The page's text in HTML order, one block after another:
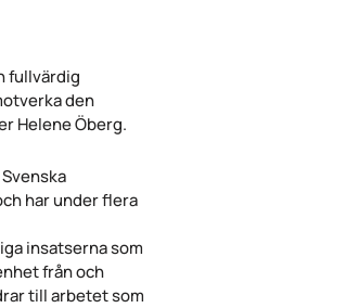
fullvärdig
den
Helene Öberg.
har under flera
insatserna som
från och
till arbetet som